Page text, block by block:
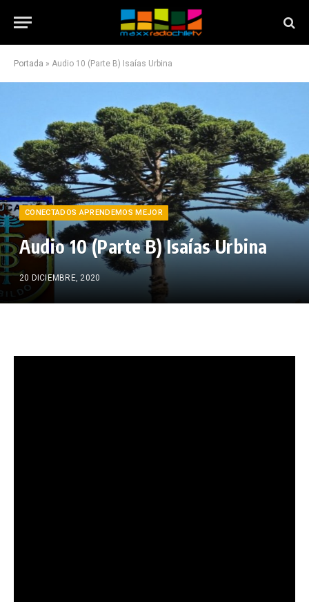
Portada » Audio 10 (Parte B) Isaías Urbina
CONECTADOS APRENDEMOS MEJOR
Audio 10 (Parte B) Isaías Urbina
20 DICIEMBRE, 2020